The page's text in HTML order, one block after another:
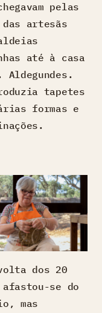
pelas
das artesãs
até à casa
Aldegundes.
tapetes
formas e
dos 20
afastou-se do
mas